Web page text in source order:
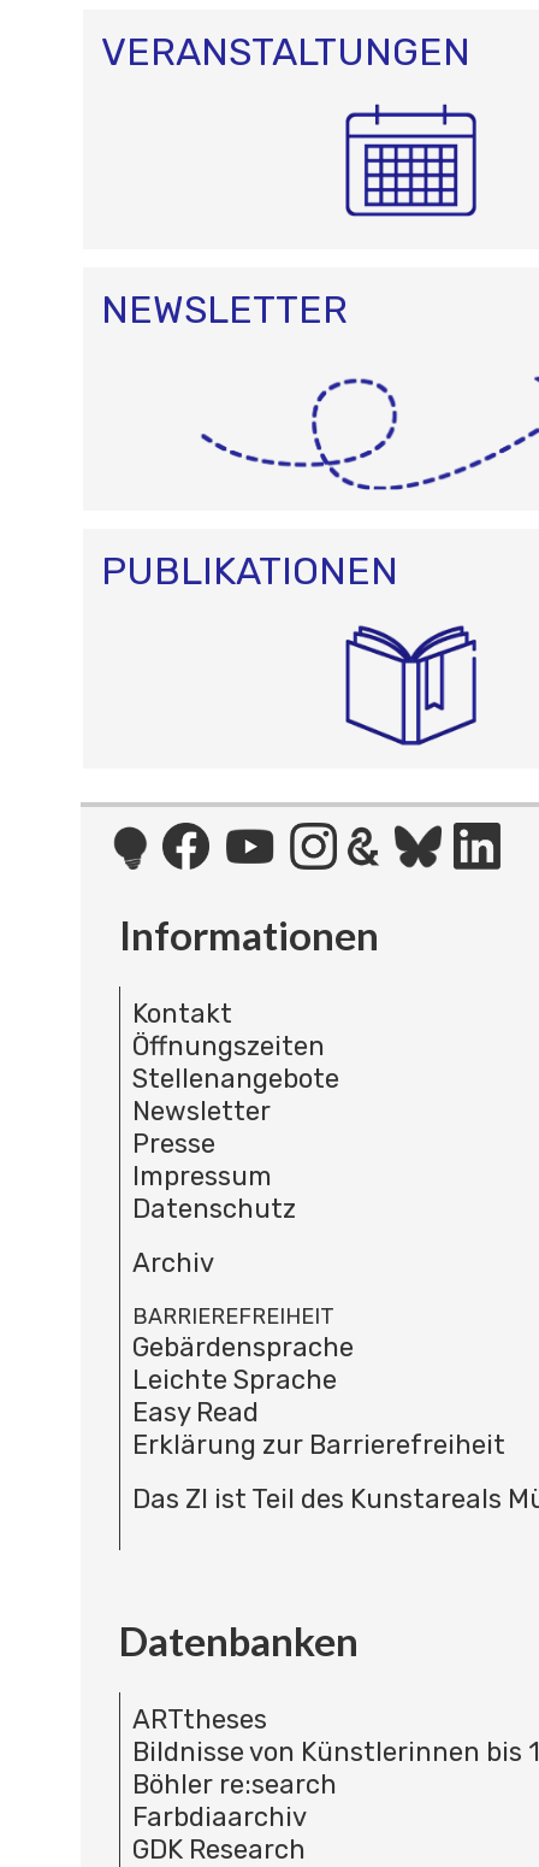
VERANSTALTUNGEN
NEWSLETTER
PUBLIKATIONEN
Informationen
Kontakt
Öffnungszeiten
Stellenangebote
Newsletter
Presse
Impressum
Datenschutz
Archiv
BARRIEREFREIHEIT
Gebärdensprache
Leichte Sprache
Easy Read
Erklärung zur Barrierefreiheit
Das ZI ist Teil des Kunstareals
Datenbanken
ARTtheses
Bildnisse von Künstlerinnen bis
Böhler re:search
Farbdiaarchiv
GDK Research